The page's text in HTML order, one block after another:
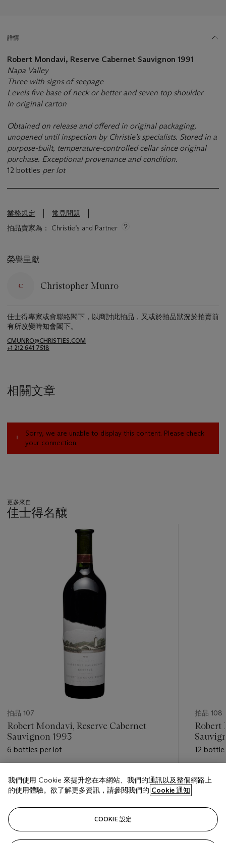
詳情
Robert Mondavi, Reserve Cabernet Sauvignon 1991
Napa Valley
Three with signs of seepage
Levels five base of neck or better and seven top shoulder
In original carton
Obtained on release and offered in original packaging,
unopened until inspection by Christie’s specialists. Stored in a
purpose-built, temperature-controlled cellar since original
purchase. Exceptional provenance and condition.
12 bottles per lot
業務規定
常見問題
拍品賣家為： Christie’s and Partner
榮譽呈獻
Christopher Munro
佳士得專家或會聯絡閣下，以商討此拍品，又或於拍品狀況於拍賣前
有所改變時知會閣下。
CMUNRO@CHRISTIES.COM
+1 212 641 7518
相關文章
Sorry, we are unable to display this content. Please check
your connection.
更多來自
佳士得名釀
拍品 107
Robert Mondavi, Reserve Cabernet
Sauvignon 1993
6 bottles per lot
USD 400 - USD 600
拍品 108
Robert
12
USD
我們使用 Cookie 來提升您在本網站、我們的通訊以及整個網路上
的使用體驗。欲了解更多資訊，請參閱我們的 Cookie 通知
COOKIE 設定